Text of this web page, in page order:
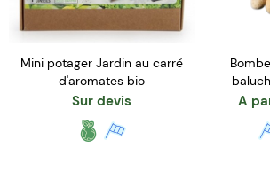
Mini potager Jardin au carré
d'aromates bio
Sur devis A